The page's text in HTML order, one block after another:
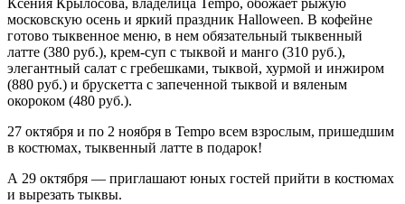
Ксения Крылосова, владелица Tempo, обожает рыжую
московскую осень и яркий праздник Halloween. В кофейне
готово тыквенное меню, в нем обязательный тыквенный
латте (380 руб.), крем-суп с тыквой и манго (310 руб.),
элегантный салат с гребешками, тыквой, хурмой и инжиром
(880 руб.) и брускетта с запеченной тыквой и вяленым
окороком (480 руб.).
27 октября и по 2 ноября в Tempo всем взрослым, пришедшим
в костюмах, тыквенный латте в подарок!
А 29 октября — приглашают юных гостей прийти в костюмах
и вырезать тыквы.